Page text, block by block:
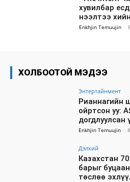
хувилбар
нээлтээ
Enkhjin Temuujin -
ХОЛБООТОЙ МЭДЭЭ
Энтертайнмент
Рианнагийн
ойртсон уу:
догдлуулсан
Enkhjin Temuujin -
Дэлхий
Казахстан
барыг
төслөө